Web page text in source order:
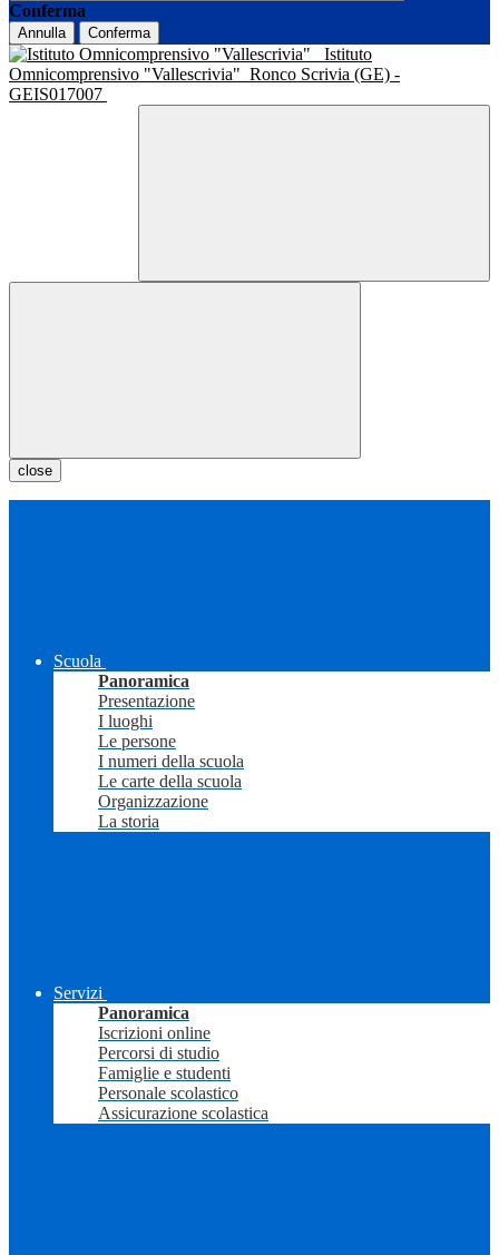
Conferma
Annulla Conferma
Istituto
Omnicomprensivo "Vallescrivia" Ronco Scrivia (GE) -
GEIS017007
close
Scuola
Panoramica
Presentazione
I luoghi
Le persone
I numeri della scuola
Le carte della scuola
Organizzazione
La storia
Servizi
Panoramica
Iscrizioni online
Percorsi di studio
Famiglie e studenti
Personale scolastico
Assicurazione scolastica